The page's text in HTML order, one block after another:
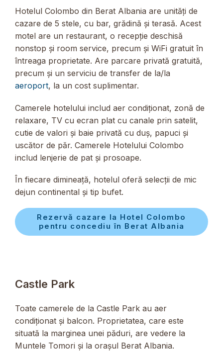
Hotelul Colombo din Berat Albania are unități de
cazare de 5 stele, cu bar, grădină și terasă. Acest
motel are un restaurant, o recepție deschisă
nonstop și room service, precum și WiFi gratuit în
întreaga proprietate. Are parcare privată gratuită,
precum și un serviciu de transfer de la/la
aeroport, la un cost suplimentar.
Camerele hotelului includ aer condiționat, zonă de
relaxare, TV cu ecran plat cu canale prin satelit,
cutie de valori și baie privată cu duș, papuci și
uscător de păr. Camerele Hotelului Colombo
includ lenjerie de pat și prosoape.
În fiecare dimineață, hotelul oferă selecții de mic
dejun continental și tip bufet.
Rezervă cazare la Hotel Colombo
pentru concediu în Berat Albania
Castle Park
Toate camerele de la Castle Park au aer
condiționat și balcon. Proprietatea, care este
situată la marginea unei păduri, are vedere la
Muntele Tomori și la orașul Berat Albania.